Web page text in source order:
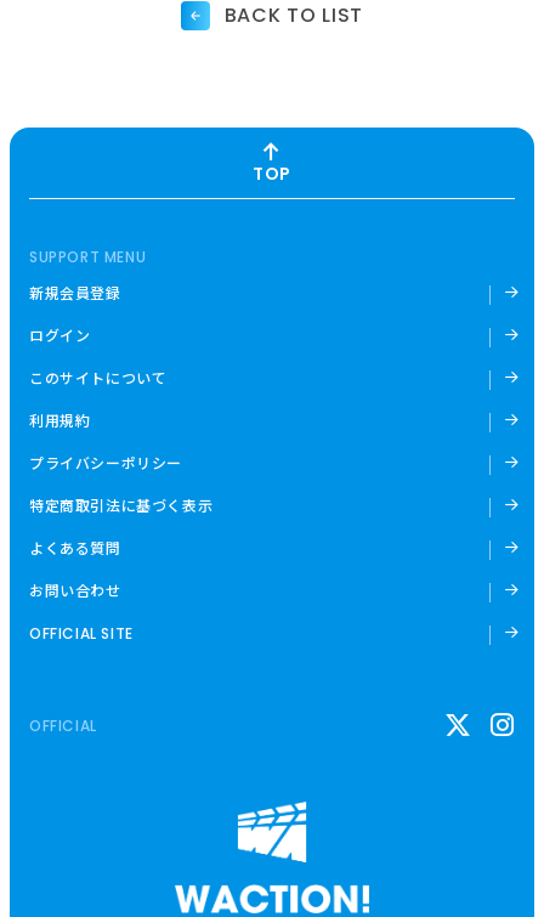
BACK TO LIST
TOP
SUPPORT MENU
新規会員登録
ログイン
このサイトについて
利用規約
プライバシーポリシー
特定商取引法に基づく表示
よくある質問
お問い合わせ
OFFICIAL SITE
OFFICIAL